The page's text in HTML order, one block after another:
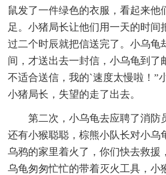
鼠发了一件绿色的衣服，看起来他
足。小猪局长让他们用一天的时间
过二个时辰就把信送完了。小乌龟
间，才送出去一封信，小乌龟到了
不适合送信，我的`速度太慢啦！”
小猪局长，失望的走了出去。
第二次，小乌龟去应聘了消防
还有小猴聪聪，棕熊小队长对小乌
乌鸦的家里着火了，你们快去救援
乌龟匆匆忙忙的带着灭火工具，小